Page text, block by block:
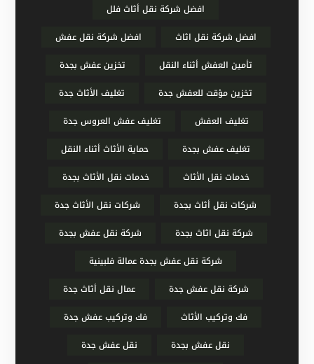
افضل شركة نقل أثاث فلل
افضل شركة نقل اثاث
افضل شركة نقل عفش
تأمين العفش أثناء النقل
تخزين عفش بجدة
تخزين مؤقت للعفش جدة
تغليف الأثاث جدة
تغليف العفش
تغليف عفش العروس جدة
تغليف عفش بجدة
حماية الأثاث أثناء النقل
خدمات نقل الأثاث
خدمات نقل الأثاث بجدة
شركات نقل أثاث بجدة
شركات نقل الأثاث جدة
شركة نقل اثاث بجدة
شركة نقل عفش بجدة
شركة نقل عفش بجدة عمالة فلبينية
شركة نقل عفش جدة
عمال نقل أثاث جدة
فك وتركيب الأثاث
فك وتركيب عفش جدة
نقل عفش بجدة
نقل عفش جدة